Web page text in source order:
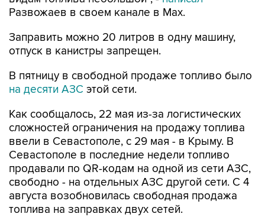
Развожаев в своем канале в Max.
Заправить можно 20 литров в одну машину,
отпуск в канистры запрещен.
В пятницу в свободной продаже топливо было
на десяти АЗС этой сети.
Как сообщалось, 22 мая из-за логистических
сложностей ограничения на продажу топлива
ввели в Севастополе, с 29 мая - в Крыму. В
Севастополе в последние недели топливо
продавали по QR-кодам на одной из сети АЗС,
свободно - на отдельных АЗС другой сети. С 4
августа возобновилась свободная продажа
топлива на заправках двух сетей.